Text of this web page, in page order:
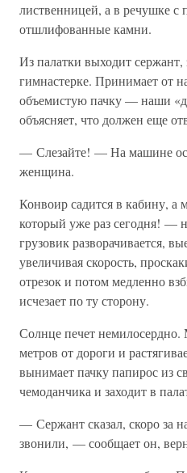
лиственницей, а в речушке с
отшлифованные камни.
Из палатки выходит сержант,
гимнастерке. Принимает от
объемистую пачку — наши
объясняет, что должен еще
— Слезайте! — На машине
женщина.
Конвоир садится в кабину, а
который уже раз сегодня! —
грузовик разворачивается,
увеличивая скорость,
отрезок и потом медленно
исчезает по ту сторону.
Солнце печет
метров от дороги и
вынимает пачку папирос из
чемоданчика и заходит в
— Сержант сказал, скоро за
звонили, — сообщает он,